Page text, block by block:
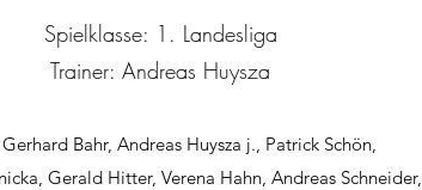
Spielklasse: 1. Landesliga
Trainer: Andreas Huysza
Bahr, Andreas Huysza j., Patrick Schön,
Gerald Hitter, Verena Hahn, Andreas Schneider,